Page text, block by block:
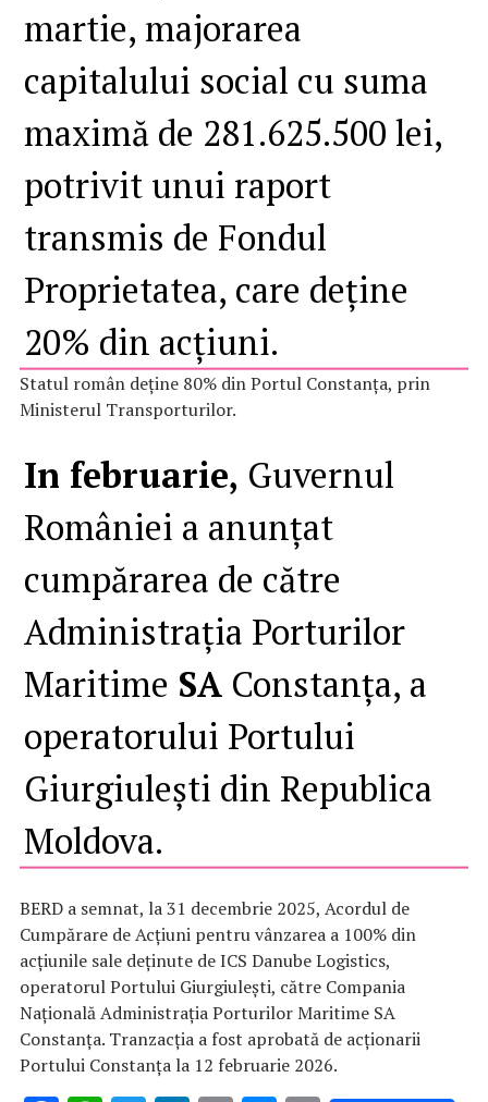
martie, majorarea
capitalului social cu suma
maximă de 281.625.500 lei,
potrivit unui raport
transmis de Fondul
Proprietatea, care deține
20% din acțiuni.
Statul român deține 80% din Portul Constanța, prin
Ministerul Transporturilor.
In februarie, Guvernul
României a anunțat
cumpărarea de către
Administrația Porturilor
Maritime SA Constanța, a
operatorului Portului
Giurgiulești din Republica
Moldova.
BERD a semnat, la 31 decembrie 2025, Acordul de
Cumpărare de Acțiuni pentru vânzarea a 100% din
acțiunile sale deținute de ICS Danube Logistics,
operatorul Portului Giurgiulești, către Compania
Națională Administrația Porturilor Maritime SA
Constanța. Tranzacția a fost aprobată de acționarii
Portului Constanța la 12 februarie 2026.